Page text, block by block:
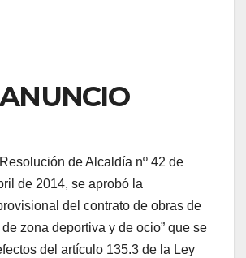
de Alcaldía nº 42 de
de 2014, se aprobó la
del contrato de obras de
zona deportiva y de ocio” que se
del artículo 135.3 de la Ley